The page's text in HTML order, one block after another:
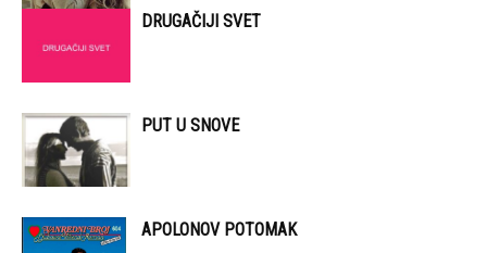
DRUGAČIJI SVET
PUT U SNOVE
APOLONOV POTOMAK